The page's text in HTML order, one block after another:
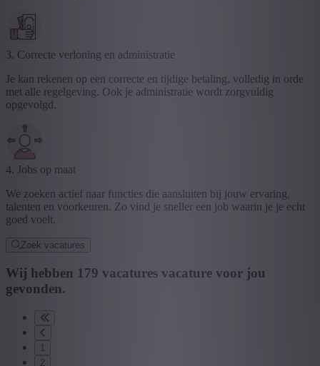
3. Correcte verloning en administratie
Je kan rekenen op een correcte en tijdige betaling, volledig in orde
met alle regelgeving. Ook je administratie wordt zorgvuldig
opgevolgd.
4. Jobs op maat
We zoeken actief naar functies die aansluiten bij jouw ervaring,
talenten en voorkeuren. Zo vind je sneller een job waarin je je echt
goed voelt.
Zoek vacatures
Wij hebben 179 vacatures vacature voor jou
gevonden.
1
2